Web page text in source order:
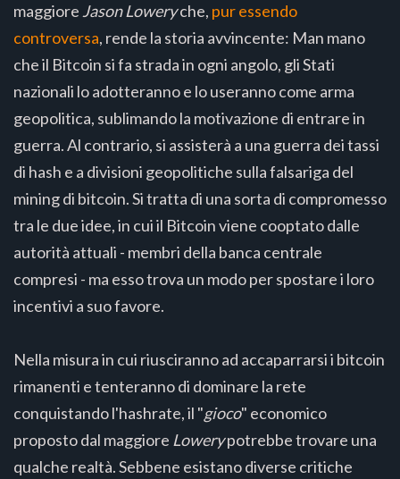
maggiore Jason Loweryche, pur essendo
controversa, rende la storia avvincente: Man mano
che il Bitcoin si fa strada in ogni angolo, gli Stati
nazionali lo adotteranno e lo useranno come arma
geopolitica, sublimando la motivazione di entrare in
guerra. Al contrario, si assisterà a una guerra dei tassi
di hash e a divisioni geopolitiche sulla falsariga del
mining di bitcoin. Si tratta di una sorta di compromesso
tra le due idee, in cui il Bitcoin viene cooptato dalle
autorità attuali - membri della banca centrale
compresi - ma esso trova un modo per spostare i loro
incentivi a suo favore.
Nella misura in cui riusciranno ad accaparrarsi i bitcoin
rimanenti e tenteranno di dominare la rete
conquistando l'hashrate, il "gioco" economico
proposto dal maggiore Lowerypotrebbe trovare una
qualche realtà. Sebbene esistano diverse critiche